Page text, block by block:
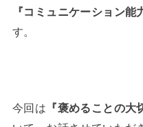
『コミュニケーション能
す。
今回は 『褒めることの大